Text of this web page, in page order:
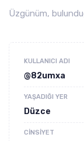
Üzgünüm,
KULLANICI ADI
@82umxa
YAŞADIĞI YER
Düzce
CINSIYET